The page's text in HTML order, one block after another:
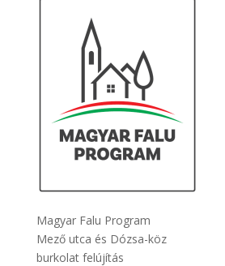
Magyar Falu Program
Mező utca és Dózsa-köz
burkolat felújítás